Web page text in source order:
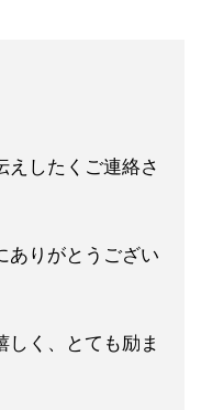
えしたくご連絡さ
ありがとうござい
しく、とても励ま